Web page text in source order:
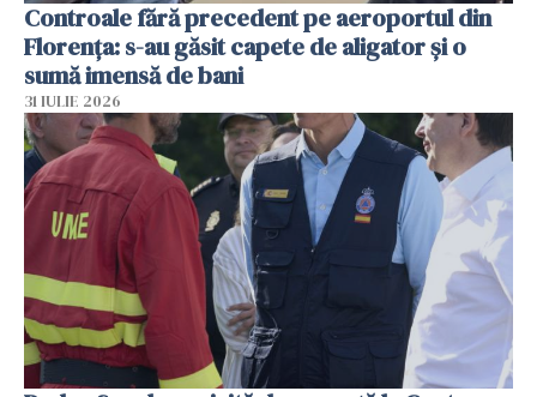
Controale fără precedent pe aeroportul din
Florența: s-au găsit capete de aligator și o
sumă imensă de bani
31 IULIE 2026